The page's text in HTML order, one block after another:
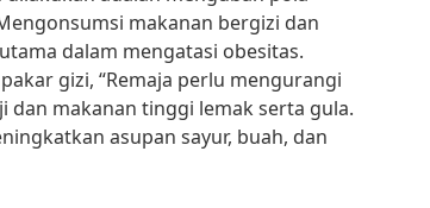
makanan bergizi dan
dalam mengatasi obesitas.
gizi, “Remaja perlu mengurangi
dan makanan tinggi lemak serta gula.
asupan sayur, buah, dan